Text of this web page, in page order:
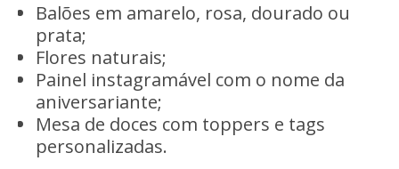
Balões em amarelo, rosa, dourado ou
prata;
Flores naturais;
Painel instagramável com o nome da
aniversariante;
Mesa de doces com toppers e tags
personalizadas.